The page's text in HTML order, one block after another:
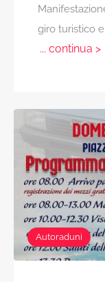
giro turistico
... continua >
Autoraduni